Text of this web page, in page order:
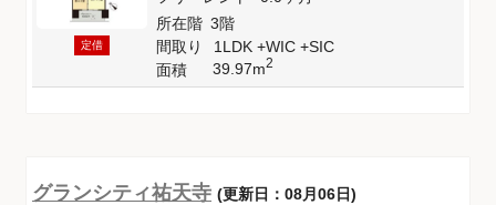
定借
所在階 3階
間取り
1LDK +WIC +SIC
面積
39.97m2
グランシティ祐天寺 (更新日：08月06日)